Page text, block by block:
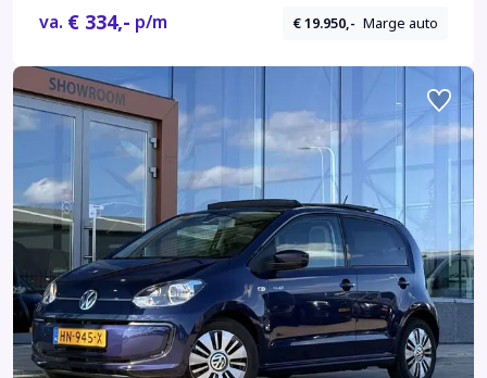
va. € 334,- p/m € 19.950,- Marge auto